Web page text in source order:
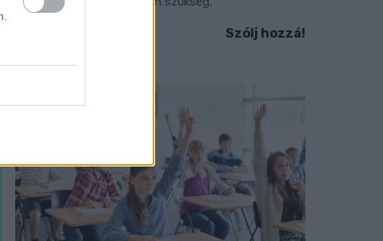
Szólj hozzá!